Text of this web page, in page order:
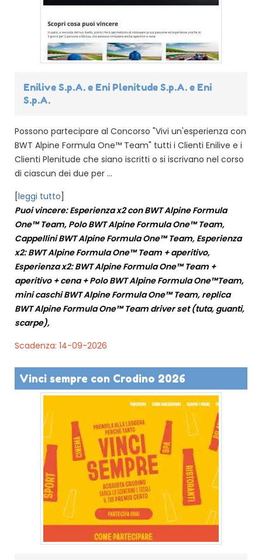
Enilive S.p.A. e Eni Plenitude S.p.A. e Eni
S.p.A.
Possono partecipare al Concorso "Vivi un'esperienza con
BWT Alpine Formula One™ Team" tutti i Clienti Enilive e i
Clienti Plenitude che siano iscritti o si iscrivano nel corso
di ciascun dei due per ...
[leggi tutto]
Puoi vincere: Esperienza x2 con BWT Alpine Formula
One™ Team, Polo BWT Alpine Formula One™ Team,
Cappellini BWT Alpine Formula One™ Team, Esperienza
x2: BWT Alpine Formula One™ Team + aperitivo,
Esperienza x2: BWT Alpine Formula One™ Team +
aperitivo + cena + Polo BWT Alpine Formula One™Team,
mini caschi BWT Alpine Formula One™ Team, replica
BWT Alpine Formula One™ Team driver set (tuta, guanti,
scarpe),
Scadenza: 14-09-2026
Vinci sempre con Crodino 2026